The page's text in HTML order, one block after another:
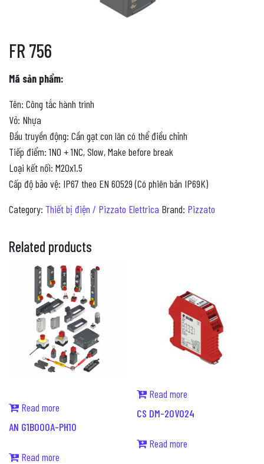
FR 756
Mã sản phẩm:
Tên: Công tắc hành trình
Vỏ: Nhựa
Đầu truyền động: Cần gạt con lăn có thể điều chỉnh
Tiếp điểm: 1NO + 1NC, Slow, Make before break
Loại kết nối: M20x1.5
Cấp độ bảo vệ: IP67 theo EN 60529 (Có phiên bản IP69K)
Category: Thiết bị điện / Pizzato Elettrica Brand: Pizzato
Related products
Read more
AN G1B000A-PH10
Read more
Read more
CS DM-20V024
Read more